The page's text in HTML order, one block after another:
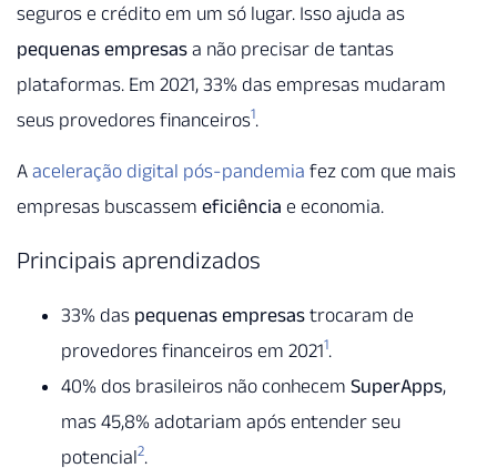
seguros e crédito em um só lugar. Isso ajuda as
pequenas empresas a não precisar de tantas
plataformas. Em 2021, 33% das empresas mudaram
seus provedores financeiros1.
A aceleração digital pós-pandemia fez com que mais
empresas buscassem eficiência e economia.
Principais aprendizados
33% das pequenas empresas trocaram de
provedores financeiros em 20211.
40% dos brasileiros não conhecem SuperApps,
mas 45,8% adotariam após entender seu
potencial2.